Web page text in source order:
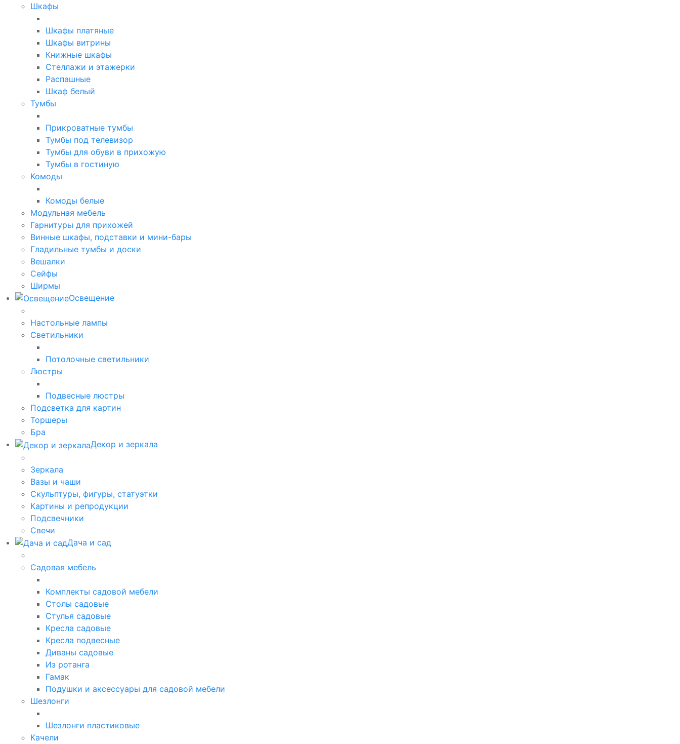
Шкафы
Шкафы платяные
Шкафы витрины
Книжные шкафы
Стеллажи и этажерки
Распашные
Шкаф белый
Тумбы
Прикроватные тумбы
Тумбы под телевизор
Тумбы для обуви в прихожую
Тумбы в гостиную
Комоды
Комоды белые
Модульная мебель
Гарнитуры для прихожей
Винные шкафы, подставки и мини-бары
Гладильные тумбы и доски
Вешалки
Сейфы
Ширмы
Освещение
Настольные лампы
Светильники
Потолочные светильники
Люстры
Подвесные люстры
Подсветка для картин
Торшеры
Бра
Декор и зеркала
Зеркала
Вазы и чаши
Скульптуры, фигуры, статуэтки
Картины и репродукции
Подсвечники
Свечи
Дача и сад
Садовая мебель
Комплекты садовой мебели
Столы садовые
Стулья садовые
Кресла садовые
Кресла подвесные
Диваны садовые
Из ротанга
Гамак
Подушки и аксессуары для садовой мебели
Шезлонги
Шезлонги пластиковые
Качели